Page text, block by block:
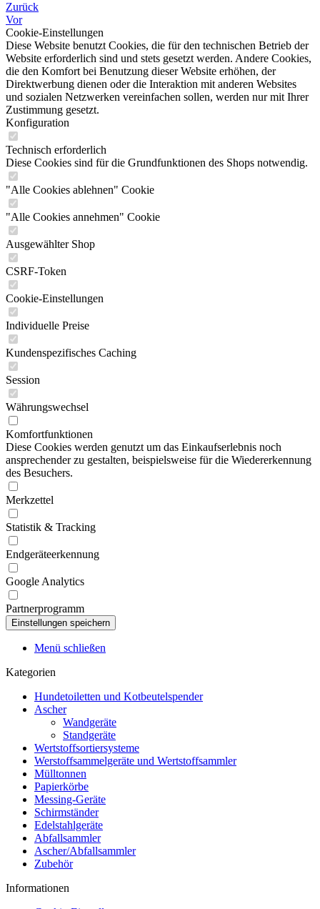
Zurück
Vor
Cookie-Einstellungen
Diese Website benutzt Cookies, die für den technischen Betrieb der
Website erforderlich sind und stets gesetzt werden. Andere Cookies,
die den Komfort bei Benutzung dieser Website erhöhen, der
Direktwerbung dienen oder die Interaktion mit anderen Websites
und sozialen Netzwerken vereinfachen sollen, werden nur mit Ihrer
Zustimmung gesetzt.
Konfiguration
Technisch erforderlich
Diese Cookies sind für die Grundfunktionen des Shops notwendig.
"Alle Cookies ablehnen" Cookie
"Alle Cookies annehmen" Cookie
Ausgewählter Shop
CSRF-Token
Cookie-Einstellungen
Individuelle Preise
Kundenspezifisches Caching
Session
Währungswechsel
Komfortfunktionen
Diese Cookies werden genutzt um das Einkaufserlebnis noch
ansprechender zu gestalten, beispielsweise für die Wiedererkennung
des Besuchers.
Merkzettel
Statistik & Tracking
Endgeräteerkennung
Google Analytics
Partnerprogramm
Menü schließen
Kategorien
Hundetoiletten und Kotbeutelspender
Ascher
Wandgeräte
Standgeräte
Wertstoffsortiersysteme
Werstoffsammelgeräte und Wertstoffsammler
Mülltonnen
Papierkörbe
Messing-Geräte
Schirmständer
Edelstahlgeräte
Abfallsammler
Ascher/Abfallsammler
Zubehör
Informationen